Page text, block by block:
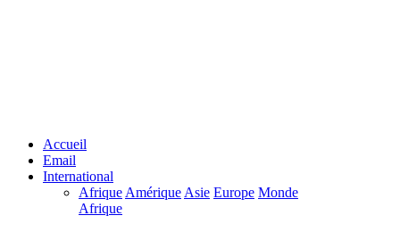
Accueil
Email
International
Afrique Amérique Asie Europe Monde
Afrique